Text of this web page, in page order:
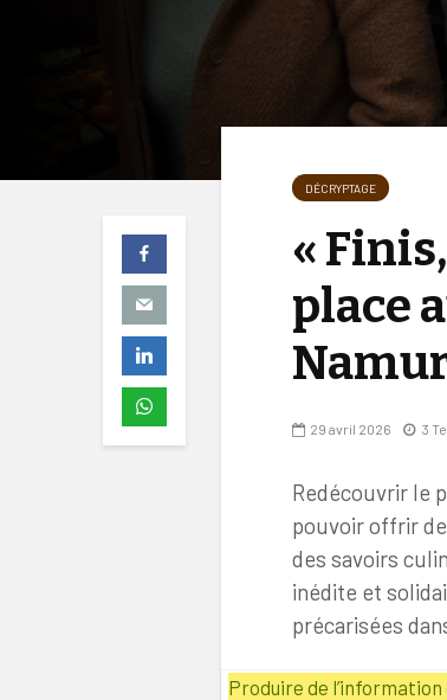
DÉCRYPTAGE
«
place
29 avril 2026 3
Redécouvrir le
pouvoir offrir
des savoirs
inédite et
précarisées
Produire de